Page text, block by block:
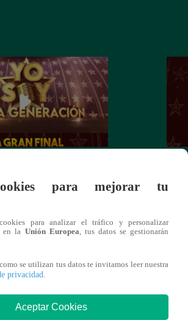
2021 – Programa
junio
te puede
para mejorar tu
para analizar el tráfico y personalizar
en la Unión Europea , tus datos se gestionarán
se utilizan tus datos te invitamos leer nuestra
privacidad
Aceptar Cookies